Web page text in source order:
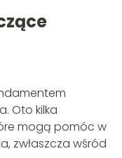
Oto kilka
mogą pomóc w
zwłaszcza wśród